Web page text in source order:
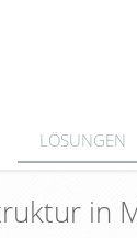
LÖSUNGEN
in